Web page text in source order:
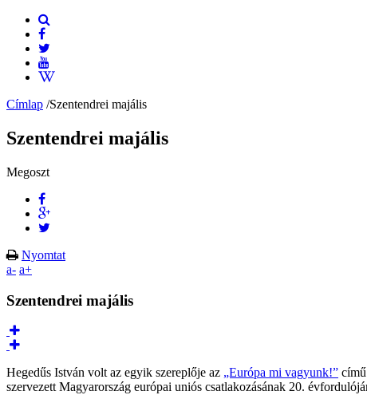
Címlap /Szentendrei majális
Szentendrei majális
Megoszt
Nyomtat
a- a+
Szentendrei majális
Hegedűs István volt az egyik szereplője az „Európa mi vagyunk!”
szervezett Magyarország európai uniós csatlakozásának 20.